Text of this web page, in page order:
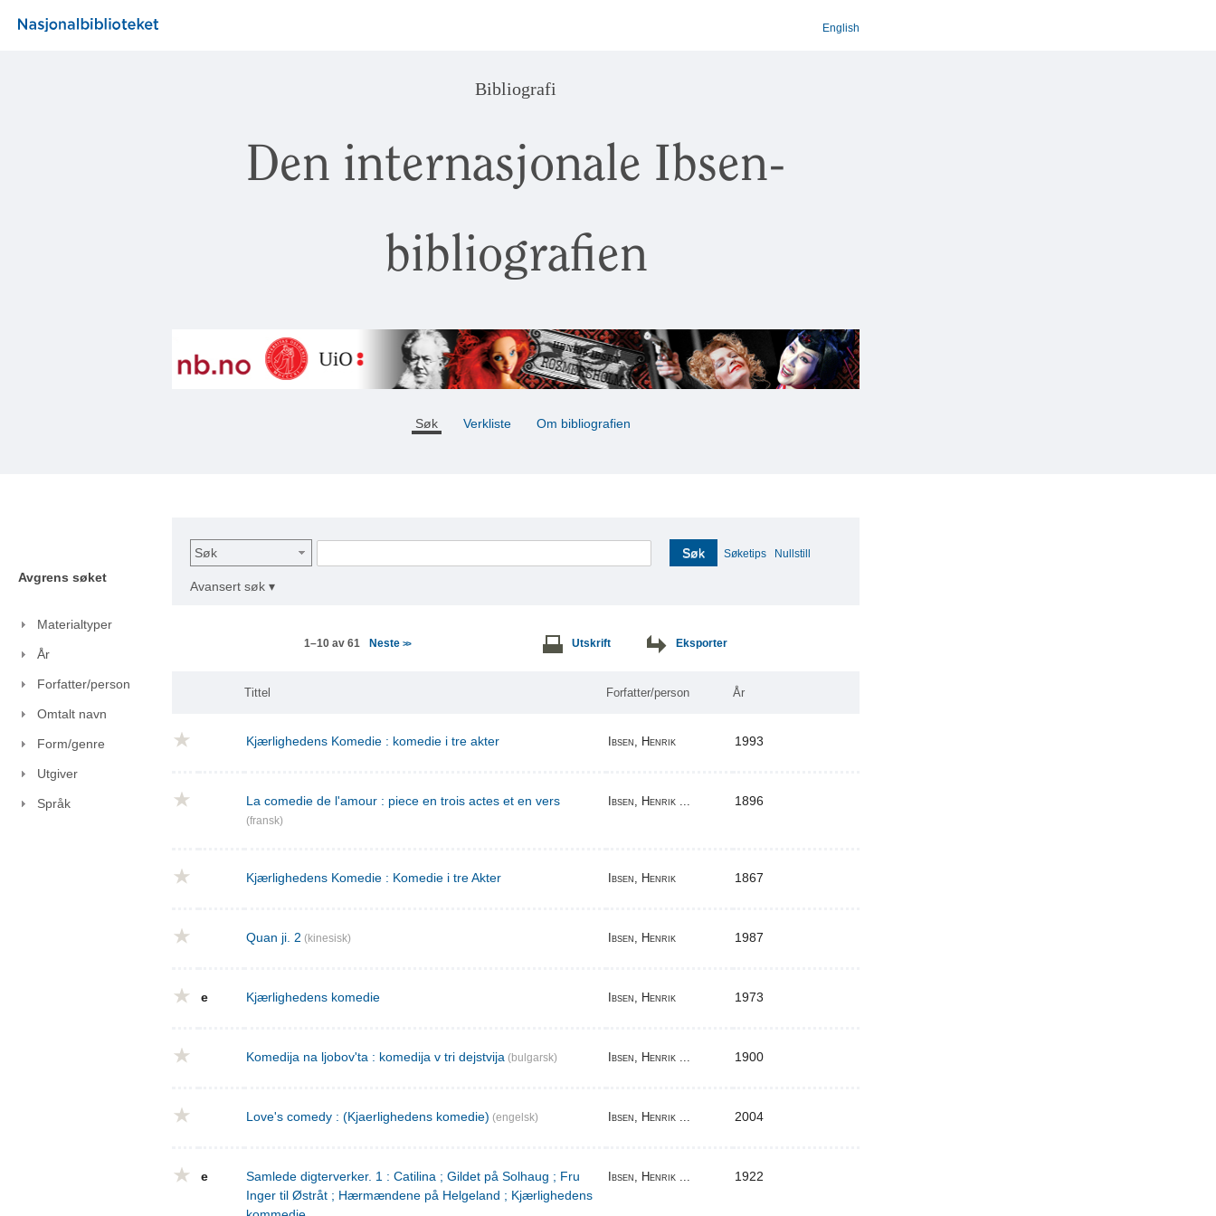
English
Bibliografi
Den internasjonale Ibsen-
bibliografien
Søk Verkliste Om bibliografien
Avgrens søket
Materialtyper
År
Forfatter/person
Omtalt navn
Form/genre
Utgiver
Språk
Søk Søk Søketips Nullstill
Avansert søk ▾
1–10 av 61 Neste>> Utskrift Eksporter
Tittel Forfatter/person År
Kjærlighedens Komedie : komedie i tre akter Ibsen, Henrik 1993
La comedie de l'amour : piece en trois actes et en vers
(fransk)
Ibsen, Henrik ... 1896
Kjærlighedens Komedie : Komedie i tre Akter Ibsen, Henrik 1867
Quan ji. 2 (kinesisk) Ibsen, Henrik 1987
e Kjærlighedens komedie Ibsen, Henrik 1973
Komedija na ljobov'ta : komedija v tri dejstvija (bulgarsk) Ibsen, Henrik ... 1900
Love's comedy : (Kjaerlighedens komedie) (engelsk) Ibsen, Henrik ... 2004
e
Samlede digterverker. 1 : Catilina ; Gildet på Solhaug ; Fru
Inger til Østråt ; Hærmændene på Helgeland ; Kjærlighedens
Ibsen, Henrik ... 1922